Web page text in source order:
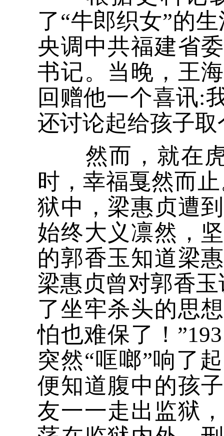
了“牛郎织女”的
央调中共福建省
书记。当晚，王
回赠他一个喜讯:
还讨论起给孩子
然而，就在虎
时，幸福戛然而
狱中，梁惠贞遭
始终大义凛然，
的郭香玉知道梁
梁惠贞曾对郭香
了坐牢杀头的思
怕也难保了！
突然“哐啷”响了
便知道腹中的孩
友一一走出监狱